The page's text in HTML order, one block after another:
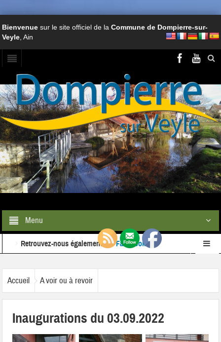
Bienvenuesur le site officiel de laCommune de Dompierre-sur-
Veyle , Ain
Menu
Retrouvez-nous également surFacebook
vous à notre newsletter
Accueil A voir ou à revoir
Inaugurations du 03.09.2022